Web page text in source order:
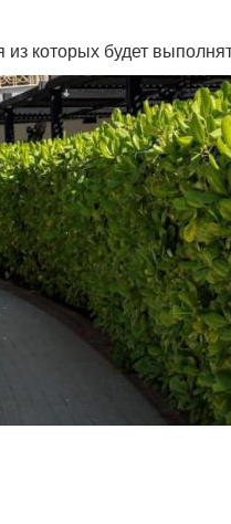
из которых будет